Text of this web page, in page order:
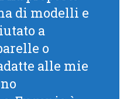
di modelli e
a
o
alle mie